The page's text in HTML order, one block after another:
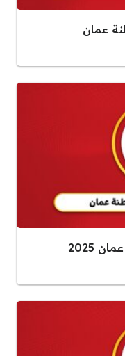
عمان
2025